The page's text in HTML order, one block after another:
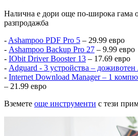
Налична е дори още по-широка гама
разпродажба
- Ashampoo PDF Pro 5 – 29.99 евро
- Ashampoo Backup Pro 27 – 9.99 евро
- IObit Driver Booster 13 – 17.69 евро
- Adguard - 3 устройства – доживотен
- Internet Download Manager – 1
– 21.99 евро
Вземете още инструменти с тези